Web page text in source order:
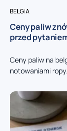
BELGIA
Ceny paliw
przed
Ceny paliw na
notowaniami